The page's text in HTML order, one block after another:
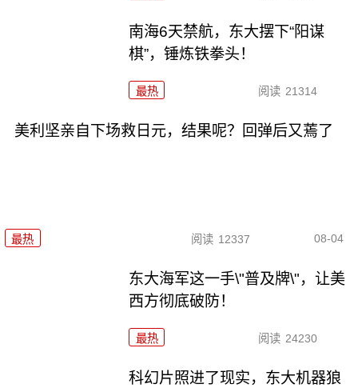
南海6天禁航，东大摆下“阳谋
棋”，锤炼铁拳头！
最热 阅读 21314
美利坚亲自下场救日元，结果呢？回弹后又蔫了
最热 阅读 12337 08-04
东大海军这一手\"普及牌\"，让美
西方彻底破防！
最热 阅读 24230
科幻片照进了现实，东大机器狼